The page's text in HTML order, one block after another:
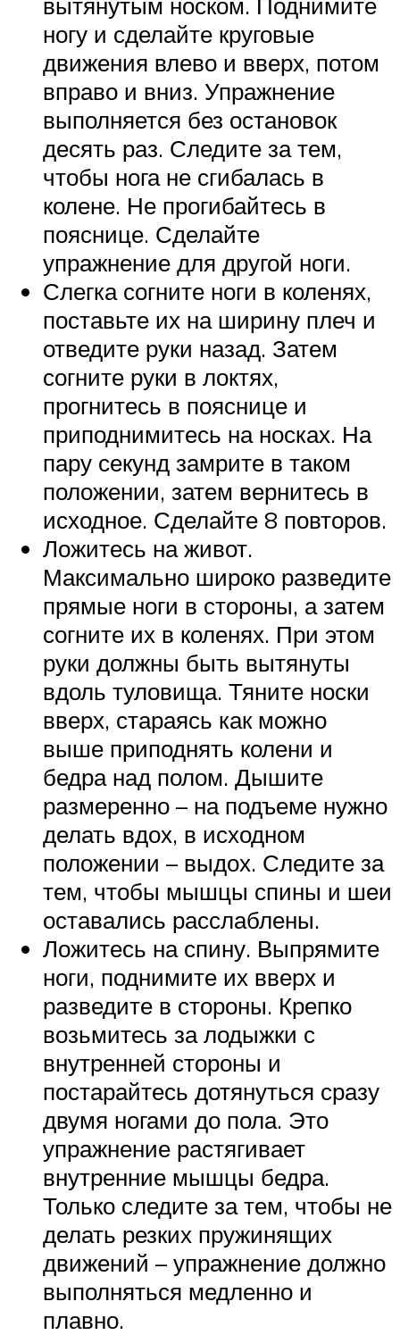
ногу и сделайте круговые
движения влево и вверх, потом
вправо и вниз. Упражнение
выполняется без остановок
десять раз. Следите за тем,
чтобы нога не сгибалась в
колене. Не прогибайтесь в
пояснице. Сделайте
упражнение для другой ноги.
Слегка согните ноги в коленях,
поставьте их на ширину плеч и
отведите руки назад. Затем
согните руки в локтях,
прогнитесь в пояснице и
приподнимитесь на носках. На
пару секунд замрите в таком
положении, затем вернитесь в
исходное. Сделайте 8 повторов.
Ложитесь на живот.
Максимально широко разведите
прямые ноги в стороны, а затем
согните их в коленях. При этом
руки должны быть вытянуты
вдоль туловища. Тяните носки
вверх, стараясь как можно
выше приподнять колени и
бедра над полом. Дышите
размеренно – на подъеме нужно
делать вдох, в исходном
положении – выдох. Следите за
тем, чтобы мышцы спины и шеи
оставались расслаблены.
Ложитесь на спину. Выпрямите
ноги, поднимите их вверх и
разведите в стороны. Крепко
возьмитесь за лодыжки с
внутренней стороны и
постарайтесь дотянуться сразу
двумя ногами до пола. Это
упражнение растягивает
внутренние мышцы бедра.
Только следите за тем, чтобы не
делать резких пружинящих
движений – упражнение должно
выполняться медленно и
плавно.